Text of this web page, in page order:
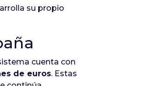
su propio
cuenta con
de euros. Estas